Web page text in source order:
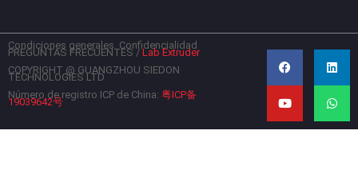
Condiciones generales Confidencialidad
PREGUNTAS FRECUENTES /Lab Extruder
COPYRIGHT @ GUANGZHOU SIEDON
TECHNOLOGIES LTD
Número de registro ICP de China: 粤ICP备
19039642号
F
a
c
e
o
o
k
L
n
k
d
i
n
Y
o
u
t
b
e
W
a
t
a
p
p